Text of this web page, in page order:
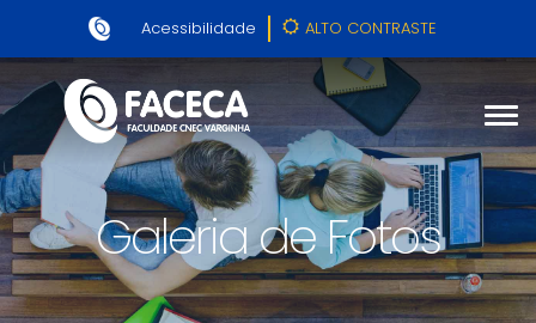
Acessibilidade ALTO CONTRASTE
Galeria de Fotos